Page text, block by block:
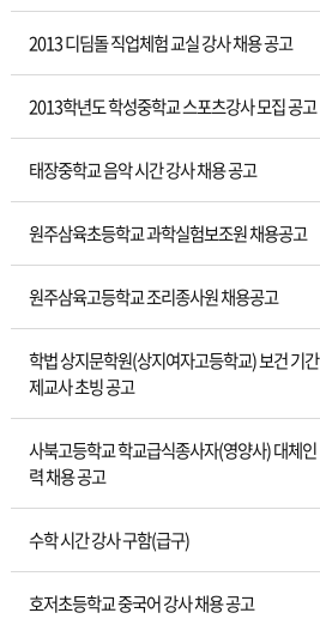
고
2013 디딤돌 직업체험 교실 강사 채용 공고
2013학년도 학성중학교 스포츠강사 모집 공고
태장중학교 음악 시간 강사 채용 공고
원주삼육초등학교 과학실험보조원 채용공고
원주삼육고등학교 조리종사원 채용공고
학법 상지문학원(상지여자고등학교) 보건 기간
제교사 초빙 공고
사북고등학교 학교급식종사자(영양사) 대체인
력 채용 공고
수학 시간 강사 구함(급구)
호저초등학교 중국어 강사 채용 공고